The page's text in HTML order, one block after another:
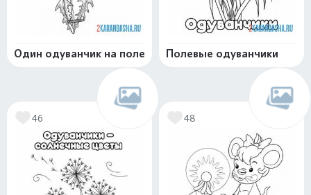
Один одуванчик на поле Полевые одуванчики
46 48